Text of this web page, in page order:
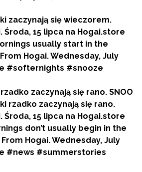
zaczynają się rano. SNOO